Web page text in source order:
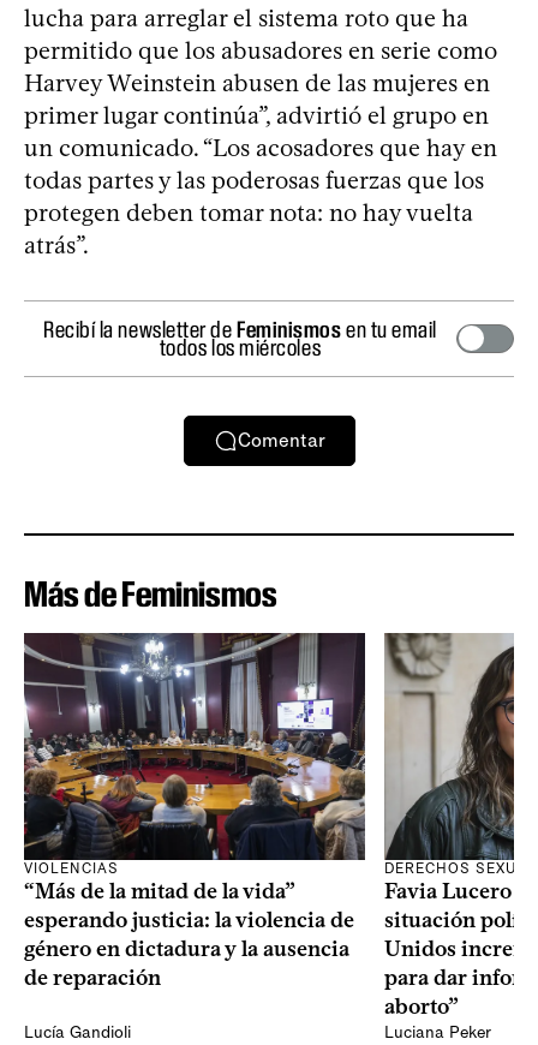
lucha para arreglar el sistema roto que ha
permitido que los abusadores en serie como
Harvey Weinstein abusen de las mujeres en
primer lugar continúa”, advirtió el grupo en
un comunicado. “Los acosadores que hay en
todas partes y las poderosas fuerzas que los
protegen deben tomar nota: no hay vuelta
atrás”.
Recibí la newsletter deFeminismosen tu email
todos los miércoles
Comentar
Más de Feminismos
VIOLENCIAS
“Más de la mitad de la vida”
esperando justicia: la violencia de
género en dictadura y la ausencia
de reparación
Lucía Gandioli
DERECHOS
Favia Lucero
situación
Unidos
para dar
aborto”
Luciana Peker